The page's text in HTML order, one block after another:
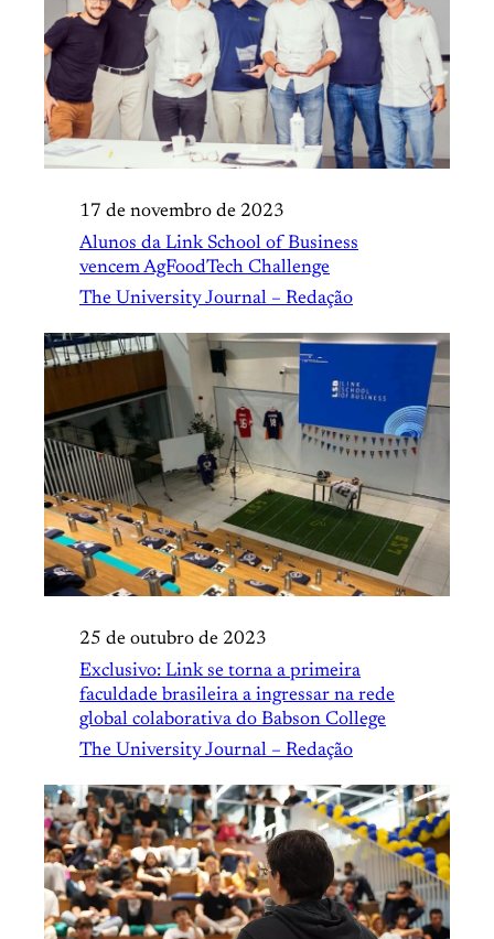
17 de novembro de 2023
Alunos da Link School of Business
vencem AgFoodTech Challenge
The University Journal – Redação
25 de outubro de 2023
Exclusivo: Link se torna a primeira
faculdade brasileira a ingressar na rede
global colaborativa do Babson College
The University Journal – Redação